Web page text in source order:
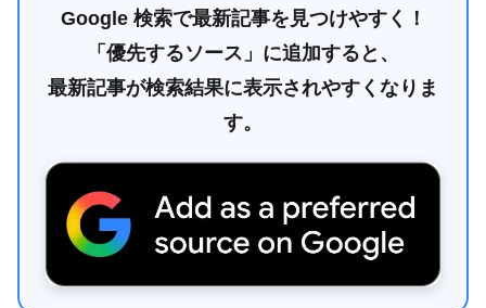
Google 検索で最新記事を見つけやすく！
「優先するソース」に追加すると、
最新記事が検索結果に表示されやすくなりま
す。